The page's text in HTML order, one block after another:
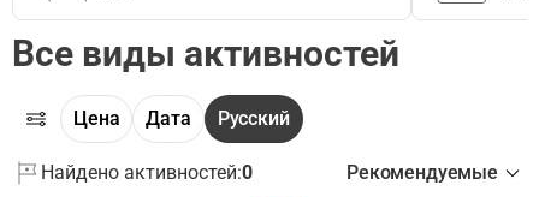
Все виды активностей
Цена Дата Русский
Найдено активностей:0 Рекомендуемые